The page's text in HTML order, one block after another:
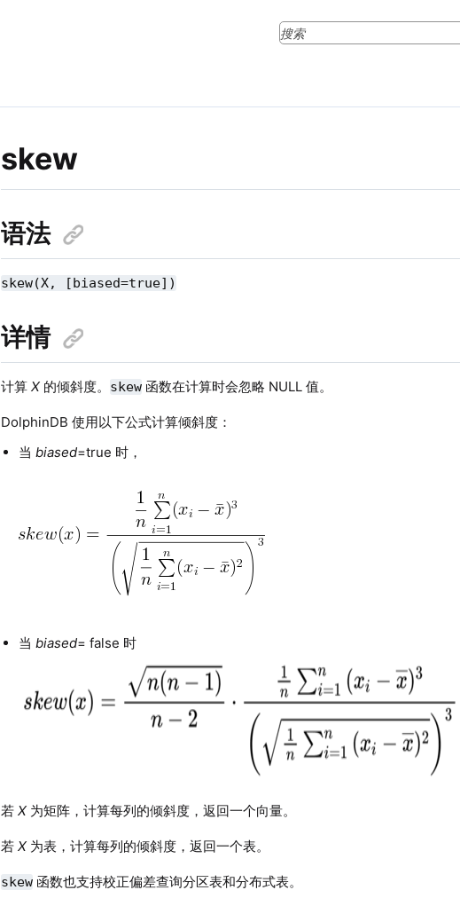
skew
语法
skew(X, [biased=true])
详情
计算X 的倾斜度。 skew 函数在计算时会忽略 NULL 值。
DolphinDB 使用以下公式计算倾斜度：
当biased=true 时，
当biased= false 时
若X 为矩阵，计算每列的倾斜度，返回一个向量。
若X 为表，计算每列的倾斜度，返回一个表。
skew 函数也支持校正偏差查询分区表和分布式表。